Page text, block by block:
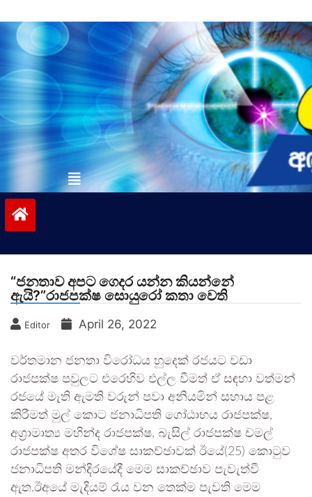
to
contentvinivida.lk
“ජනතාව අපට ගෙදර යන්න කියන්නේ
ඇ‍යි?”රාජපක්ෂ සොයුරෝ කතා වෙති
Editor April 26, 2022
වර්තමාන ජනතා විරෝධය හුදෙක් රජයට වඩා
රාජපක්ෂ පවුලට එරෙහිව එල්ල වීමත් ඒ සඳහා වත්මන්
රජයේ මැති ඇමති වරුන් පවා අනියමින් සහාය පළ
කිරීමත් මුල් කොට ජනාධිපති ගෝඨාභය රාජපක්ෂ,
අග‍්‍රාමාත්‍ය මහින්ද රාජපක්ෂ, බැසිල් රාජපක්ෂ චමල්
රාජපක්ෂ අතර විශේෂ සාකච්ඡාවක් ඊයේ(25) කොටුව
ජනාධිපති මන්දිරයේදී මෙම සාකච්ඡාව පැවැත්වී
ඇත.ඊඅයේ මැදියම් රැය වන තෙක්ම පැවති මෙම